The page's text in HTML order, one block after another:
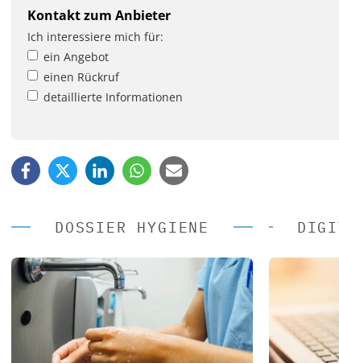
Kontakt zum Anbieter
Ich interessiere mich für:
ein Angebot
einen Rückruf
detaillierte Informationen
DOSSIER HYGIENE